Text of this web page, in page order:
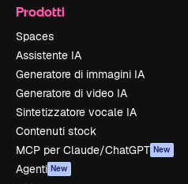
Prodotti
Spaces
Assistente IA
Generatore di immagini IA
Generatore di video IA
Sintetizzatore vocale IA
Contenuti stock
MCP per Claude/ChatGPT New
Agenti New